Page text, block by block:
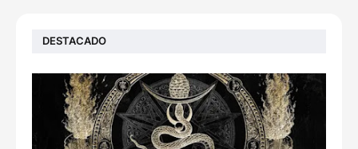
DESTACADO